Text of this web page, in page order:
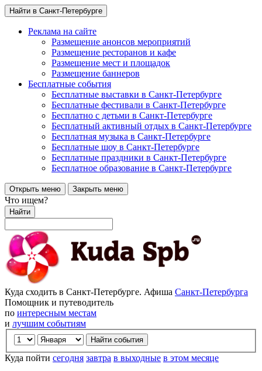
Найти в Санкт-Петербурге
Реклама на сайте
Размещение анонсов мероприятий
Размещение ресторанов и кафе
Размещение мест и площадок
Размещение баннеров
Бесплатные события
Бесплатные выставки в Санкт-Петербурге
Бесплатные фестивали в Санкт-Петербурге
Бесплатно с детьми в Санкт-Петербурге
Бесплатный активный отдых в Санкт-Петербурге
Бесплатная музыка в Санкт-Петербурге
Бесплатные шоу в Санкт-Петербурге
Бесплатные праздники в Санкт-Петербурге
Бесплатное образование в Санкт-Петербурге
Открыть меню Закрыть меню
Что ищем?
Найти
Куда сходить в Санкт-Петербурге. Афиша Санкт-Петербурга
Помощник и путеводитель
по интересным местам
и лучшим событиям
Куда пойти сегодня завтра в выходные в этом месяце